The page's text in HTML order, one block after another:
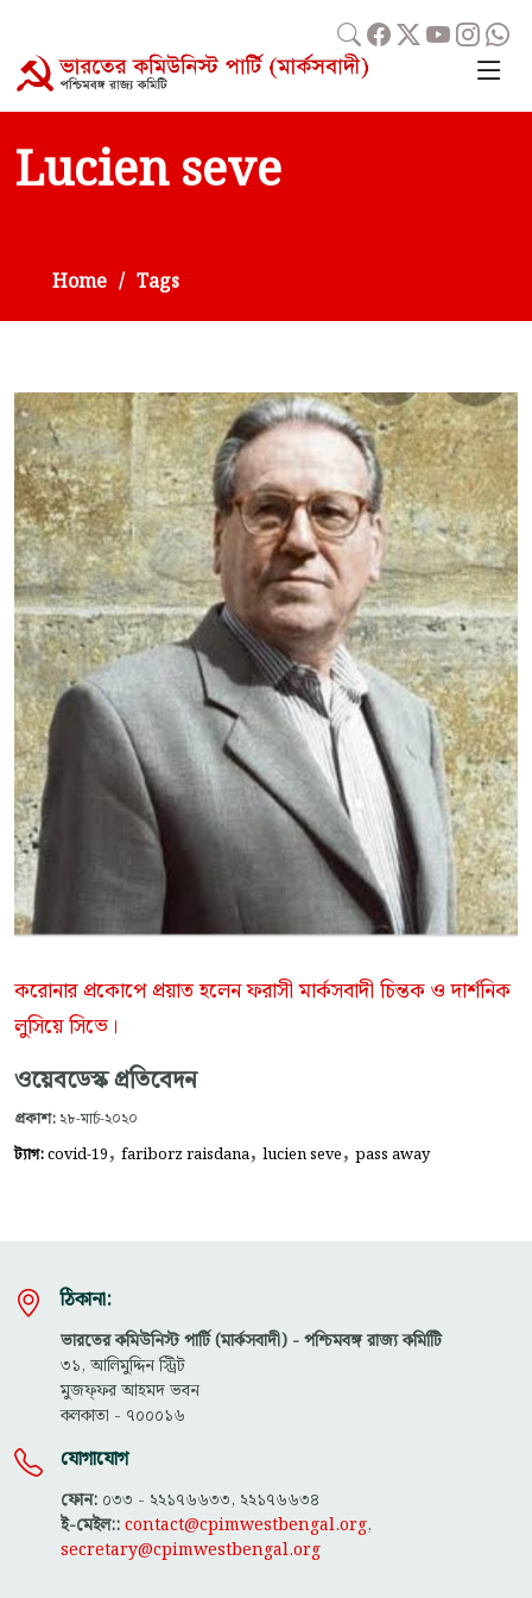
Lucien seve
Home Tags
করোনার প্রকোপে প্রয়াত হলেন ফরাসী মার্কসবাদী চিন্তক ও দার্শনিক
লুসিয়ে সিভে।
ওয়েবডেস্ক প্রতিবেদন
প্রকাশ: ২৮-মার্চ-২০২০
ট্যাগ:covid-19, fariborz raisdana, lucien seve, pass away
ঠিকানা:
ভারতের কমিউনিস্ট পার্টি (মার্কসবাদী) - পশ্চিমবঙ্গ রাজ্য কমিটিি
৩১, আলিমুদ্দিন স্ট্রিট
মুজফ্ফ‌র আহমদ ভবন
কলকাতা - ৭০০০১৬
যোগাযোগ
ফোন: ০৩৩ - ২২১৭৬৬৩৩, ২২১৭৬৬৩৪
ই-মেইল::contact@cpimwestbengal.org,
secretary@cpimwestbengal.org